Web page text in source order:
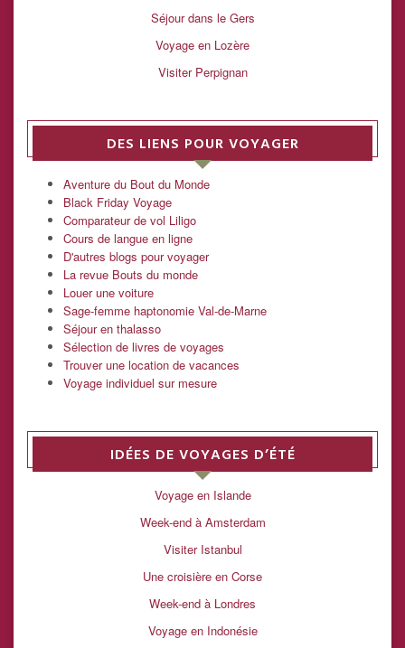
Séjour dans le Gers
Voyage en Lozère
Visiter Perpignan
DES LIENS POUR VOYAGER
Aventure du Bout du Monde
Black Friday Voyage
Comparateur de vol Liligo
Cours de langue en ligne
D'autres blogs pour voyager
La revue Bouts du monde
Louer une voiture
Sage-femme haptonomie Val-de-Marne
Séjour en thalasso
Sélection de livres de voyages
Trouver une location de vacances
Voyage individuel sur mesure
IDÉES DE VOYAGES D’ÉTÉ
Voyage en Islande
Week-end à Amsterdam
Visiter Istanbul
Une croisière en Corse
Week-end à Londres
Voyage en Indonésie